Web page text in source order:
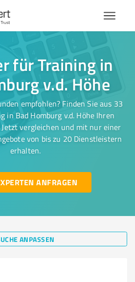
für Training in
v.d. Höhe
empfohlen? Finden Sie aus 33
in Bad Homburg v.d. Höhe Ihren
Jetzt vergleichen und mit nur einer
von bis zu 20 Dienstleistern
erhalten.
ANFRAGEN
ANPASSEN